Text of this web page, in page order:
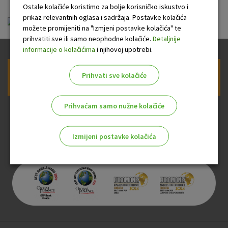
ou-mastercard.pdf
Prijava na newsletter OTP banke
Ostale kolačiće koristimo za bolje korisničko iskustvo i
prikaz relevantnih oglasa i sadržaja. Postavke kolačića
možete promijeniti na "Izmjeni postavke kolačića" te
prihvatiti sve ili samo neophodne kolačiće. Detaljnije
informacije o kolačićima i njihovoj upotrebi.
Prihvati sve kolačiće
Prihvaćam samo nužne kolačiće
Izmijeni postavke kolačića